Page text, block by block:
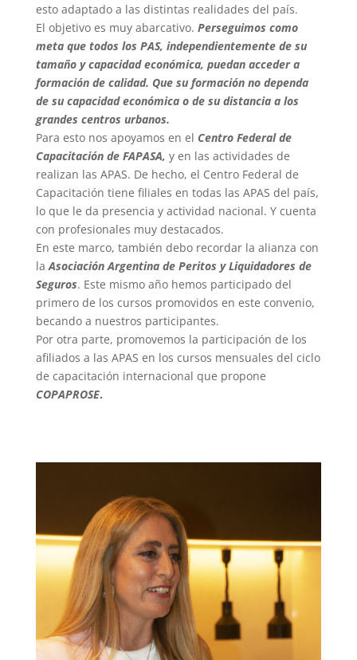
esto adaptado a las distintas realidades del país.
El objetivo es muy abarcativo. Perseguimos como
meta que todos los PAS, independientemente de su
tamaño y capacidad económica, puedan acceder a
formación de calidad. Que su formación no dependa
de su capacidad económica o de su distancia a los
grandes centros urbanos.
Para esto nos apoyamos en el Centro Federal de
Capacitación de FAPASA, y en las actividades de
realizan las APAS. De hecho, el Centro Federal de
Capacitación tiene filiales en todas las APAS del país,
lo que le da presencia y actividad nacional. Y cuenta
con profesionales muy destacados.
En este marco, también debo recordar la alianza con
la Asociación Argentina de Peritos y Liquidadores de
Seguros. Este mismo año hemos participado del
primero de los cursos promovidos en este convenio,
becando a nuestros participantes.
Por otra parte, promovemos la participación de los
afiliados a las APAS en los cursos mensuales del ciclo
de capacitación internacional que propone
COPAPROSE.